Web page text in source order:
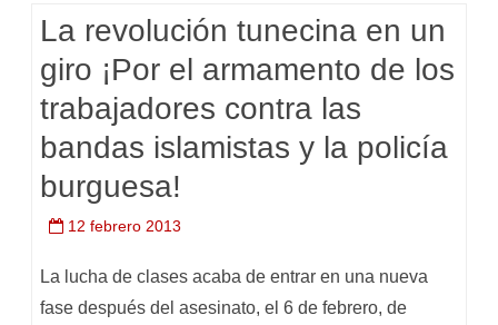
La revolución tunecina en un
giro ¡Por el armamento de los
trabajadores contra las
bandas islamistas y la policía
burguesa!
12 febrero 2013
La lucha de clases acaba de entrar en una nueva
fase después del asesinato, el 6 de febrero, de